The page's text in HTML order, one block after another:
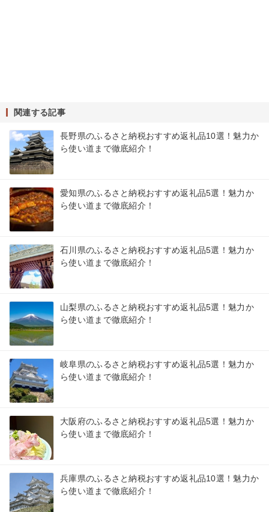
関連する記事
長野県のふるさと納税おすすめ返礼品10選！魅力か
ら使い道まで徹底紹介！
愛知県のふるさと納税おすすめ返礼品5選！魅力か
ら使い道まで徹底紹介！
石川県のふるさと納税おすすめ返礼品5選！魅力か
ら使い道まで徹底紹介！
山梨県のふるさと納税おすすめ返礼品5選！魅力か
ら使い道まで徹底紹介！
岐阜県のふるさと納税おすすめ返礼品5選！魅力か
ら使い道まで徹底紹介！
大阪府のふるさと納税おすすめ返礼品5選！魅力か
ら使い道まで徹底紹介！
兵庫県のふるさと納税おすすめ返礼品10選！魅力か
ら使い道まで徹底紹介！